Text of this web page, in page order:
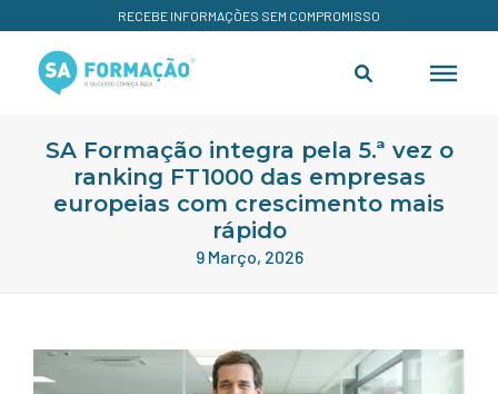
RECEBE INFORMAÇÕES SEM COMPROMISSO
SA Formação integra pela 5.ª vez o
ranking FT1000 das empresas
europeias com crescimento mais
rápido
9 Março, 2026